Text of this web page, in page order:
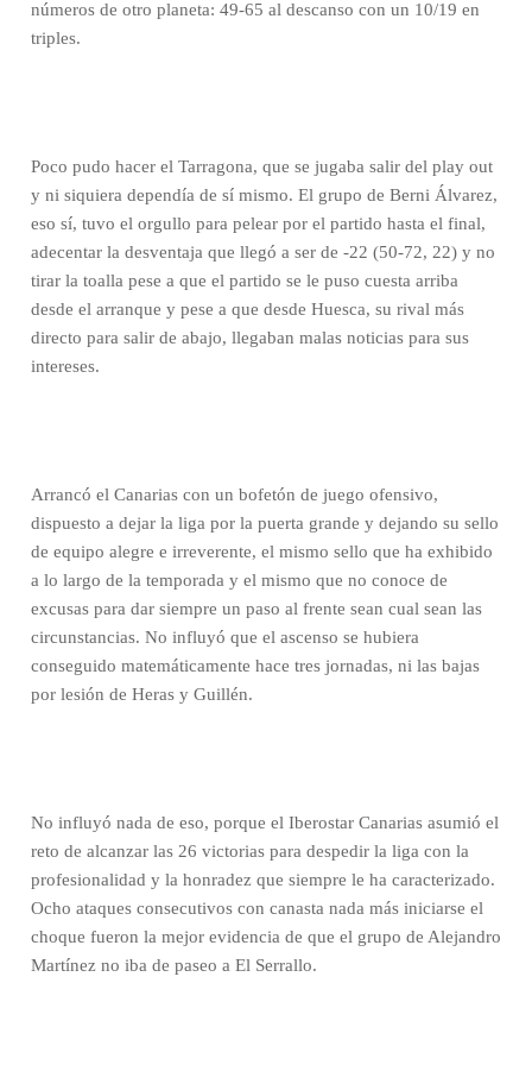
números de otro planeta: 49-65 al descanso con un 10/19 en
triples.
Poco pudo hacer el Tarragona, que se jugaba salir del play out
y ni siquiera dependía de sí mismo. El grupo de Berni Álvarez,
eso sí, tuvo el orgullo para pelear por el partido hasta el final,
adecentar la desventaja que llegó a ser de -22 (50-72, 22) y no
tirar la toalla pese a que el partido se le puso cuesta arriba
desde el arranque y pese a que desde Huesca, su rival más
directo para salir de abajo, llegaban malas noticias para sus
intereses.
Arrancó el Canarias con un bofetón de juego ofensivo,
dispuesto a dejar la liga por la puerta grande y dejando su sello
de equipo alegre e irreverente, el mismo sello que ha exhibido
a lo largo de la temporada y el mismo que no conoce de
excusas para dar siempre un paso al frente sean cual sean las
circunstancias. No influyó que el ascenso se hubiera
conseguido matemáticamente hace tres jornadas, ni las bajas
por lesión de Heras y Guillén.
No influyó nada de eso, porque el Iberostar Canarias asumió el
reto de alcanzar las 26 victorias para despedir la liga con la
profesionalidad y la honradez que siempre le ha caracterizado.
Ocho ataques consecutivos con canasta nada más iniciarse el
choque fueron la mejor evidencia de que el grupo de Alejandro
Martínez no iba de paseo a El Serrallo.